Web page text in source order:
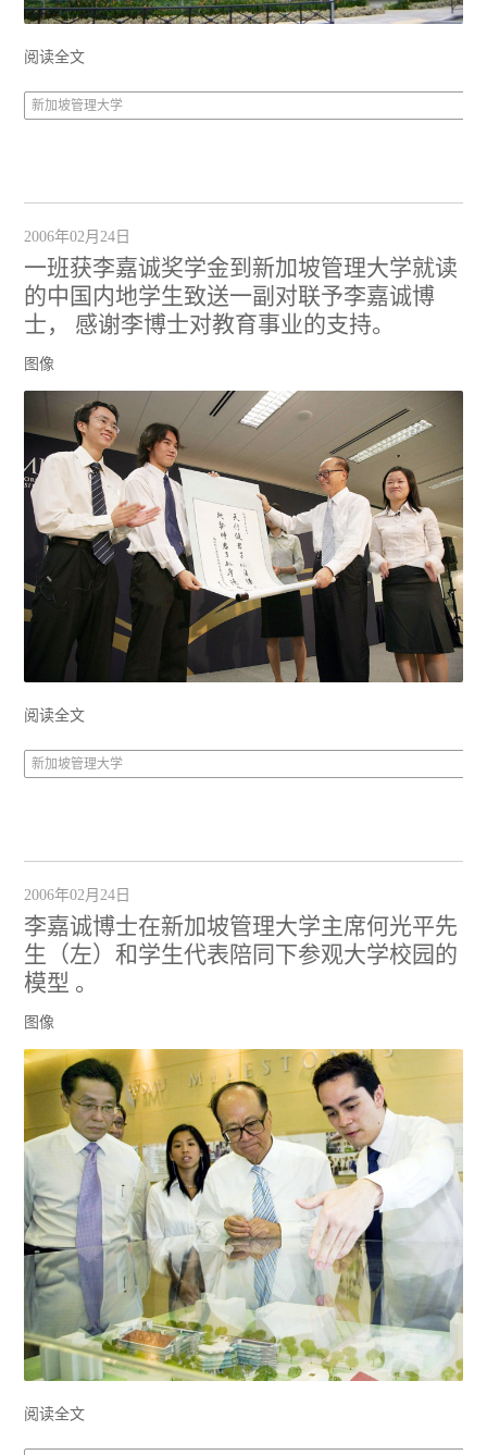
阅读全文
新加坡管理大学
2006年02月24日
一班获李嘉诚奖学金到新加坡管理大学就读
的中国内地学生致送一副对联予李嘉诚博
士， 感谢李博士对教育事业的支持。
图像
阅读全文
新加坡管理大学
2006年02月24日
李嘉诚博士在新加坡管理大学主席何光平先
生（左）和学生代表陪同下参观大学校园的
模型 。
图像
阅读全文